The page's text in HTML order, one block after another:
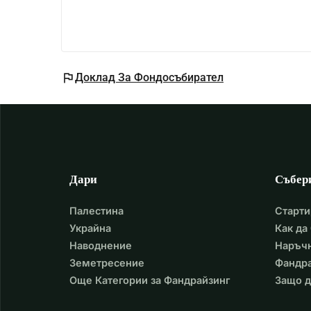
flagДоклад За Фондосъбирател
Дари
Палестина
Украйна
Наводнение
Земетресение
Още Категории за Фандрайзинг
Как
Защо